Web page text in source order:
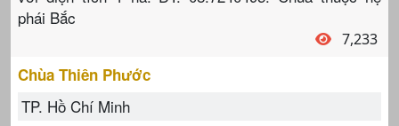
phái Bắc
7,233
Chùa Thiên Phước
TP. Hồ Chí Minh